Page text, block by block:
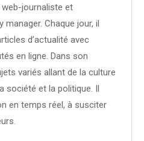
journaliste et
manager. Chaque jour, il
d’actualité avec
en ligne. Dans son
variés allant de la culture
société et la politique. Il
en temps réel, à susciter